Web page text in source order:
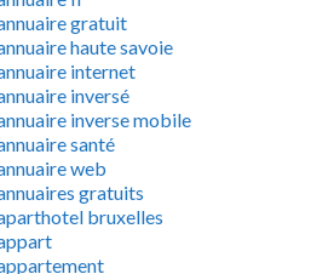
gratuit
haute savoie
internet
inversé
inverse mobile
santé
web
gratuits
bruxelles